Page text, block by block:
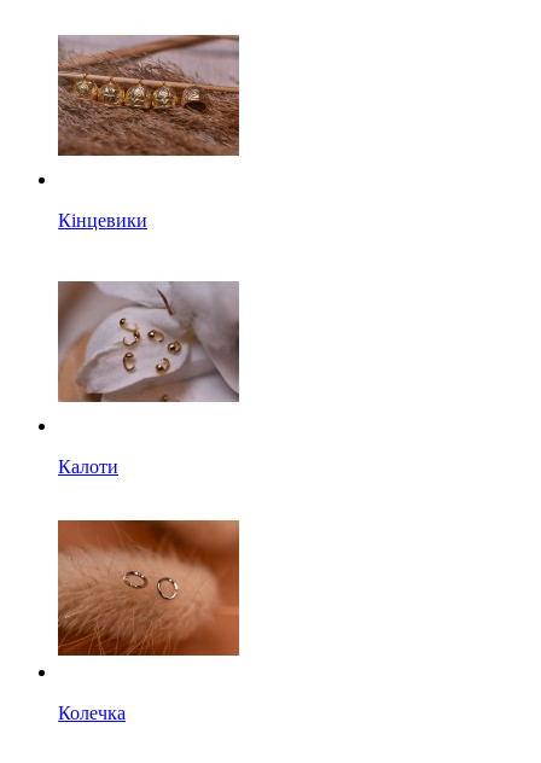
Кінцевики
Калоти
Колечка